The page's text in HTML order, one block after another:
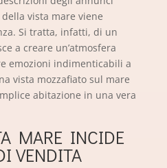
vista mare viene
Si tratta, infatti, di un
a creare un’atmosfera
emozioni indimenticabili a
vista mozzafiato sul mare
abitazione in una vera
MARE INCIDE
VENDITA